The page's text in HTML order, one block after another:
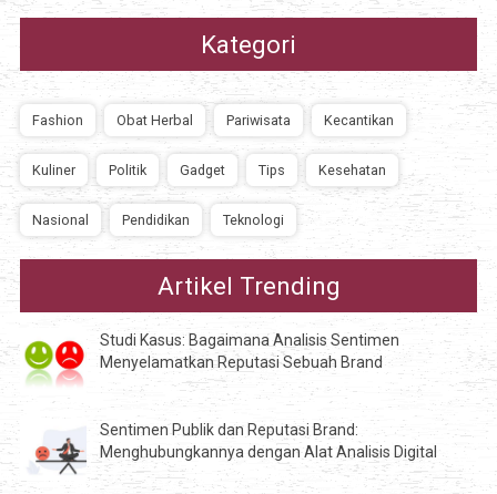
Kategori
Fashion Obat Herbal Pariwisata Kecantikan
Kuliner Politik Gadget Tips Kesehatan
Nasional Pendidikan Teknologi
Artikel Trending
Studi Kasus: Bagaimana Analisis Sentimen
Menyelamatkan Reputasi Sebuah Brand
Sentimen Publik dan Reputasi Brand:
Menghubungkannya dengan Alat Analisis Digital